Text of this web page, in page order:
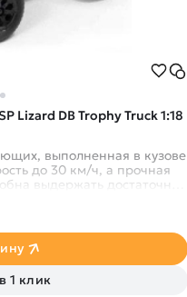
Lizard DB Trophy Truck 1:18
выполненная в кузове
до 30 км/ч, а прочная
выдержать достаточно
1 клик